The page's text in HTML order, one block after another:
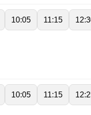
10:05 11:15
10:05 11:15